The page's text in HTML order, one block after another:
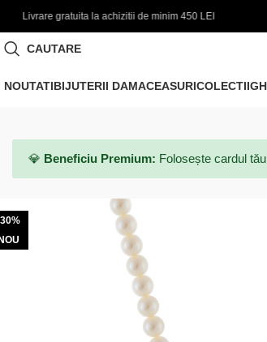
minim 450 LEI 🌞 FINAL SALE |
CAUTARE
NOUTATIBIJUTERII DAMACEASURICOLECTII
💎 Beneficiu Premium: Folosește cardul